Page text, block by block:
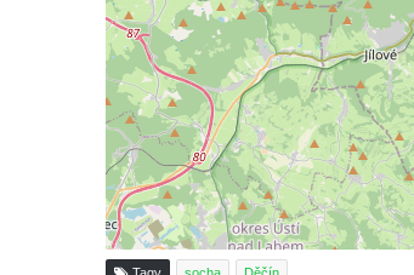
Českých Budějovicích
Památník Otokara Mokrého v parku
Sadech v Českých Budějovicích
Poslední dochovaný tramvajový
Pražské třídě v Českých Budějovicích
Socha Civilizovaní na Husově třídě v
Českých Budějovicích
Socha svatého Jana Nepomuckého